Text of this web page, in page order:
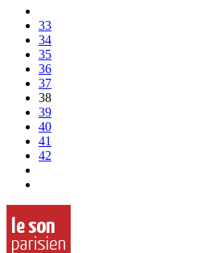
33
34
35
36
37
38
39
40
41
42